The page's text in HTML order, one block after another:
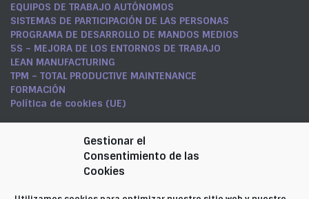
Gestionar el
Consentimiento de las
Cookies
EQUIPOS DE TRABAJO AUTÓNOMOS
SISTEMAS DE PARTICIPACIÓN DE LAS PERSONAS
PROGRAMA DE DESARROLLO DE MANDOS MEDIOS
5S – MEJORA DE LOS ENTORNOS DE TRABAJO
LEAN MANUFACTURING
TPM – TOTAL PRODUCTIVE MAINTENANCE
FORMACIÓN
Política de cookies (UE)
CARMEN RAMÍREZ NICOLÁS